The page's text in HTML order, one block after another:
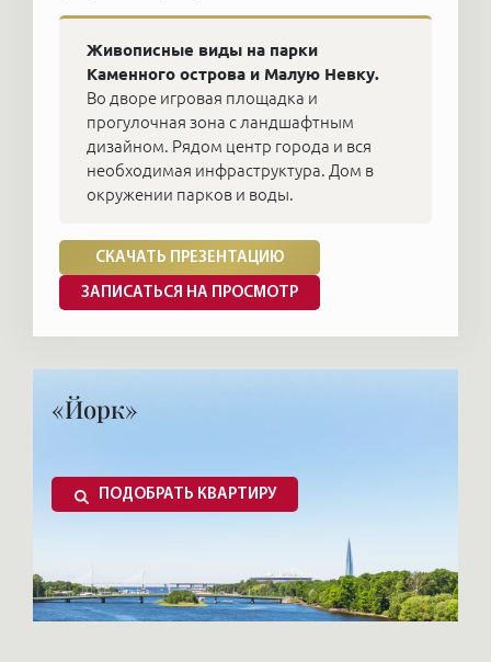
Живописные виды на парки
Каменного острова и Малую Невку.
Во дворе игровая площадка и
прогулочная зона с ландшафтным
дизайном. Рядом центр города и вся
необходимая инфраструктура. Дом в
окружении парков и воды.
СКАЧАТЬ ПРЕЗЕНТАЦИЮ
ЗАПИСАТЬСЯ НА ПРОСМОТР
«Йорк»
ПОДОБРАТЬ КВАРТИРУ